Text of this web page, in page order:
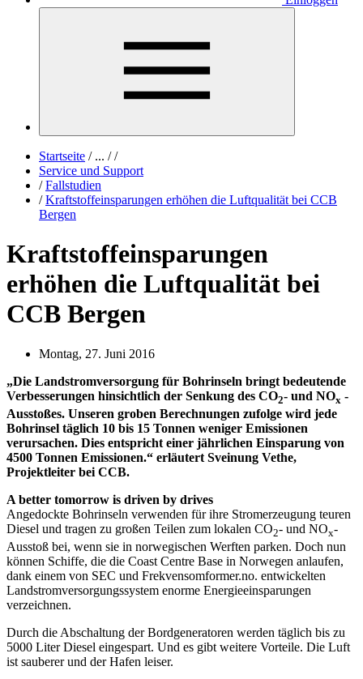
Startseite /... / /
Service und Support
/ Fallstudien
/ Kraftstoffeinsparungen erhöhen die Luftqualität bei CCB
Bergen
Kraftstoffeinsparungen
erhöhen die Luftqualität bei
CCB Bergen
Montag, 27. Juni 2016
„Die Landstromversorgung für Bohrinseln bringt bedeutende
Verbesserungen hinsichtlich der Senkung des CO2- und NOx -
Ausstoßes. Unseren groben Berechnungen zufolge wird jede
Bohrinsel täglich 10 bis 15 Tonnen weniger Emissionen
verursachen. Dies entspricht einer jährlichen Einsparung von
4500 Tonnen Emissionen.“ erläutert Sveinung Vethe,
Projektleiter bei CCB.
A better tomorrow is driven by drives
Angedockte Bohrinseln verwenden für ihre Stromerzeugung teuren
Diesel und tragen zu großen Teilen zum lokalen CO2- und NOx-
Ausstoß bei, wenn sie in norwegischen Werften parken. Doch nun
können Schiffe, die die Coast Centre Base in Norwegen anlaufen,
dank einem von SEC und Frekvensomformer.no. entwickelten
Landstromversorgungssystem enorme Energieeinsparungen
verzeichnen.
Durch die Abschaltung der Bordgeneratoren werden täglich bis zu
5000 Liter Diesel eingespart. Und es gibt weitere Vorteile. Die Luft
ist sauberer und der Hafen leiser.